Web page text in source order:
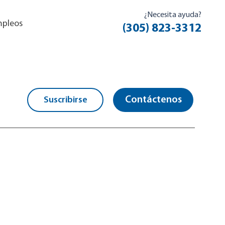
¿Necesita ayuda?
(305) 823-3312
Suscribirse Contáctenos